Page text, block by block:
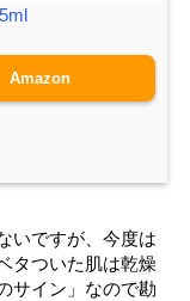
Amazon
いですが、今度は
タついた肌は乾燥
サイン」なので勘